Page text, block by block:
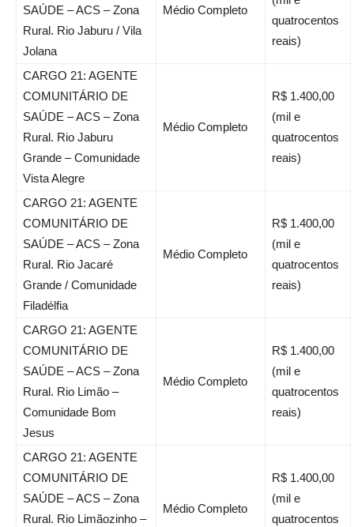
SAÚDE – ACS – Zona
Rural. Rio Jaburu / Vila
Jolana
Médio Completo
quatrocentos
reais)
CARGO 21: AGENTE
COMUNITÁRIO DE
SAÚDE – ACS – Zona
Rural. Rio Jaburu
Grande – Comunidade
Vista Alegre
Médio Completo
R$ 1.400,00
(mil e
quatrocentos
reais)
CARGO 21: AGENTE
COMUNITÁRIO DE
SAÚDE – ACS – Zona
Rural. Rio Jacaré
Grande / Comunidade
Filadélfia
Médio Completo
R$ 1.400,00
(mil e
quatrocentos
reais)
CARGO 21: AGENTE
COMUNITÁRIO DE
SAÚDE – ACS – Zona
Rural. Rio Limão –
Comunidade Bom
Jesus
Médio Completo
R$ 1.400,00
(mil e
quatrocentos
reais)
CARGO 21: AGENTE
COMUNITÁRIO DE
SAÚDE – ACS – Zona
Rural. Rio Limãozinho –
Médio Completo
R$ 1.400,00
(mil e
quatrocentos